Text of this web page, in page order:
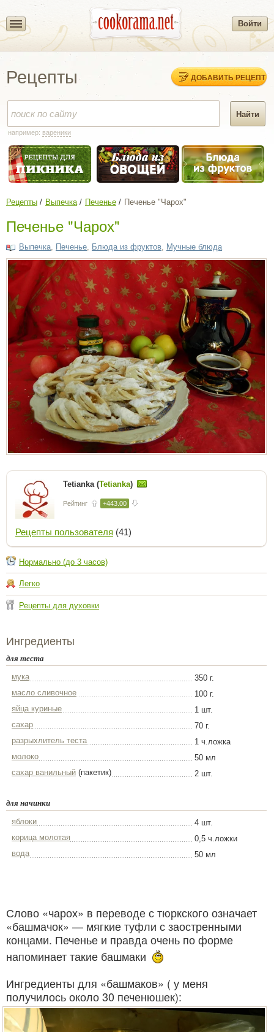
Войти
Рецепты ДОБАВИТЬ РЕЦЕПТ
например: вареники
Рецепты Выпечка Печенье Печенье "Чарох"
Печенье "Чарох"
Выпечка Печенье Блюда из фруктов Мучные блюда
Tetianka (Tetianka)
Рейтинг +443.00
Рецепты пользователя (41)
Нормально (до 3 часов)
Легко
Рецепты для духовки
Ингредиенты
для теста
мука
350 г.
масло сливочное
100 г.
яйца куриные
1 шт.
сахар
70 г.
разрыхлитель теста
1 ч.ложка
молоко
50 мл
сахар ванильный (пакетик) 2 шт.
для начинки
яблоки
4 шт.
корица молотая
0,5 ч.ложки
вода
50 мл
Слово «чарох» в переводе с тюркского означает
«башмачок» — мягкие туфли с заостренными
концами. Печенье и правда очень по форме
напоминает такие башмаки
Ингредиенты для «башмаков» ( у меня
получилось около 30 печенюшек):